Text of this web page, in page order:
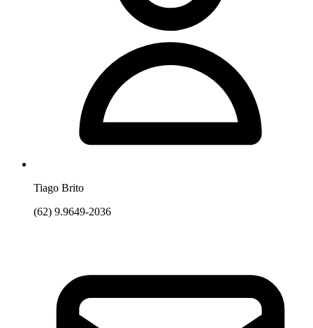
Tiago Brito
(62) 9.9649-2036